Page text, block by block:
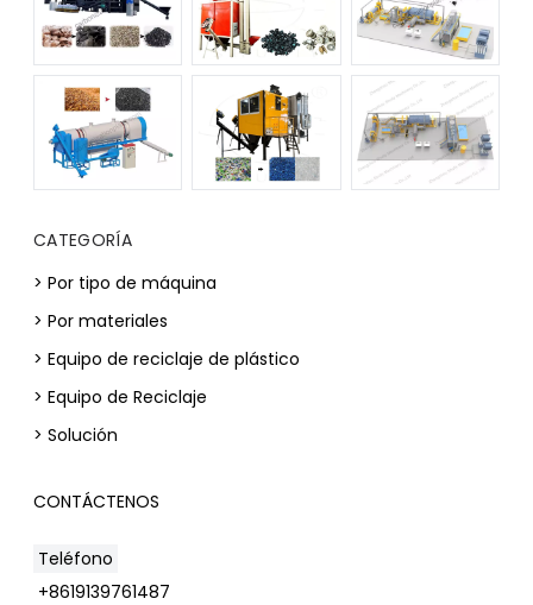
CATEGORÍA
> Por tipo de máquina
> Por materiales
> Equipo de reciclaje de plástico
> Equipo de Reciclaje
> Solución
CONTÁCTENOS
Teléfono
+8619139761487